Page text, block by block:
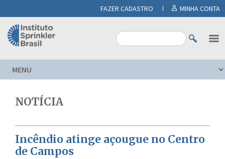
FAZER CADASTRO MINHA CONTA
NOTÍCIA
Incêndio atinge açougue no Centro
de Campos